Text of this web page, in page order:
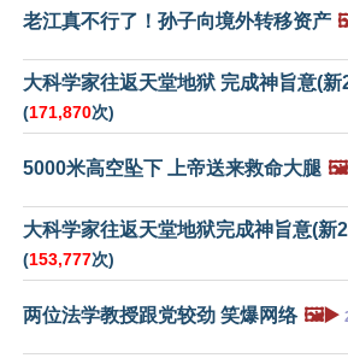
老江真不行了！孙子向境外转移资产
大科学家往返天堂地狱 完成神旨意(新
(171,870次)
5000米高空坠下 上帝送来救命大腿 🖼️
大科学家往返天堂地狱完成神旨意(新
(153,777次)
两位法学教授跟党较劲 笑爆网络 🖼️▶️